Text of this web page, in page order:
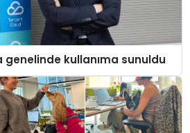
genelinde kullanıma sunuldu